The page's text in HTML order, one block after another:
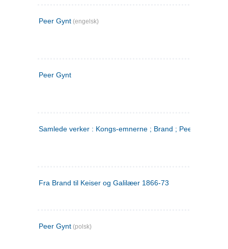
Peer Gynt (engelsk)
Peer Gynt
Samlede verker : Kongs-emnerne ; Brand ; Peer Gynt. 2
Fra Brand til Keiser og Galilæer 1866-73
Peer Gynt (polsk)